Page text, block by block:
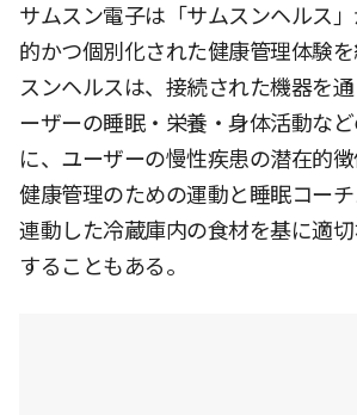
サムスン電子は「サムスンヘルス
的かつ個別化された健康管理体験
スンヘルスは、接続された機器を
ーザーの睡眠・栄養・身体活動な
に、ユーザーの慢性疾患の潜在的徴
健康管理のための運動と睡眠コーチ
連動した冷蔵庫内の食材を基に適
することもある。